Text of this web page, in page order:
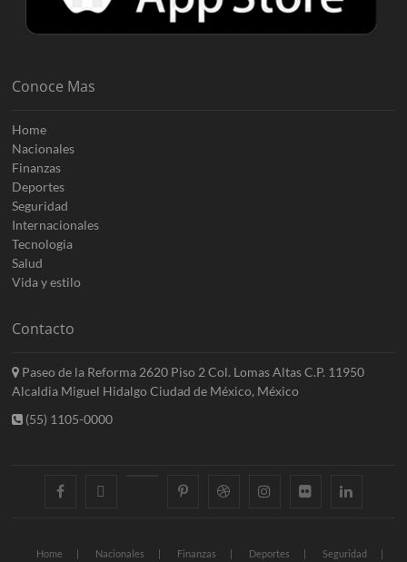
Conoce Mas
Home
Nacionales
Finanzas
Deportes
Seguridad
Internacionales
Tecnologia
Salud
Vida y estilo
Contacto
Paseo de la Reforma 2620 Piso 2 Col. Lomas Altas C.P. 11950
Alcaldia Miguel Hidalgo Ciudad de México, México
(55) 1105-0000
facebook googlepluspinterestdribbble instagramflickr linkedin
Home Nacionales Finanzas Deportes
Seguridad